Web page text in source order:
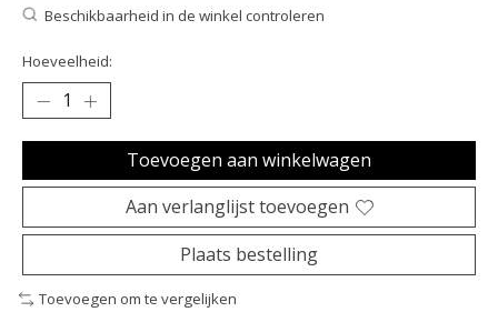
Beschikbaarheid in de winkel controleren
Hoeveelheid:
Toevoegen aan winkelwagen
Aan verlanglijst toevoegen
Plaats bestelling
Toevoegen om te vergelijken